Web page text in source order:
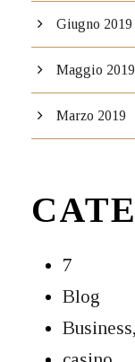
Giugno 2019
Maggio 2019
Marzo 2019
7
Blog